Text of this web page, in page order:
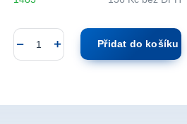
Přidat do košíku